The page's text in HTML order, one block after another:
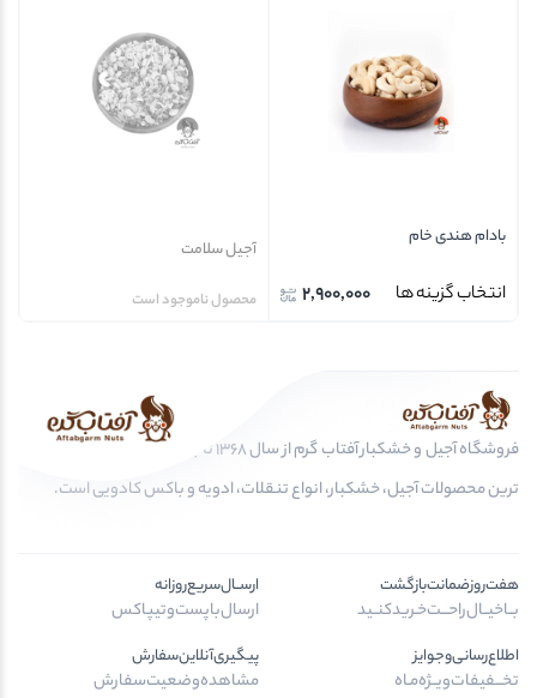
بادام هندی خام
انتخاب گزینه ها 2,900,000
آجیل سلامت
محصول ناموجود است
فروشگاه آجیل و خشکبار آفتاب گرم از سال 1368 تا به امروز، عرضه کننده مرغوب
ترین محصولات آجیل، خشکبار، انواع تنقلات، ادویه و باکس کادویی است.
هفت‌روز‌ضمانت‌بازگشت
بــا‌خیــال‌راحـــت‌خـرید‌کنــید
ارســال‌سریع‌روزانه
ارسال‌با‌پست‌و‌تیپاکس
اطلاع‌رسانی‌و‌جوایز
تخـــفیفات‌ویــژه‌مـاه
پیگیری‌آنلاین‌سفارش
مشاهده‌وضعیت‌سفارش